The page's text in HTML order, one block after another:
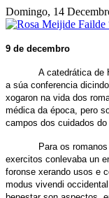
Domingo, 14
9 de decembro
A catedrática de
a súa conferencia
xogaron na vida dos
médica da época, pero
campos dos cuidados do
Para os
exercitos conlevaba un
foronse xerando usos e
modus vivendi